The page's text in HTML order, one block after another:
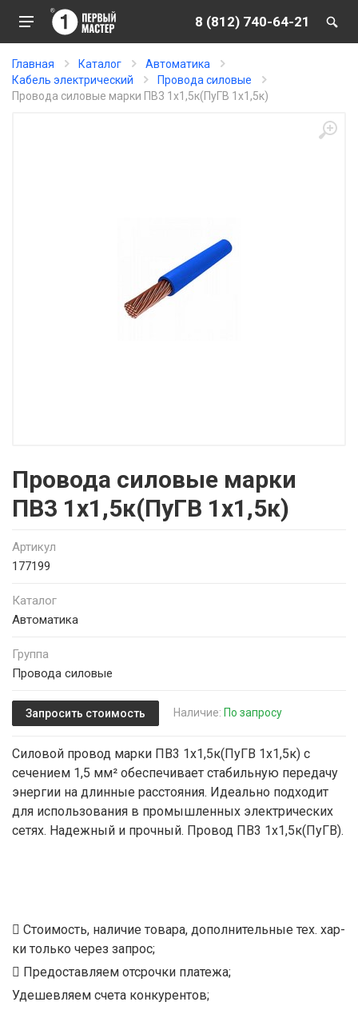
8 (812) 740-64-21
Главная Каталог
Автоматика
Кабель электрический
Провода силовые
Провода силовые марки ПВ3 1х1,5к(ПуГВ 1х1,5к)
Провода силовые марки
ПВ3 1х1,5к(ПуГВ 1х1,5к)
Артикул
177199
Каталог
Автоматика
Группа
Провода силовые
Запросить стоимость Наличие: По запросу
Силовой провод марки ПВ3 1х1,5к(ПуГВ 1х1,5к) с
сечением 1,5 мм² обеспечивает стабильную передачу
энергии на длинные расстояния. Идеально подходит
для использования в промышленных электрических
сетях. Надежный и прочный. Провод ПВ3 1х1,5к(ПуГВ).
Стоимость, наличие товара, дополнительные тех. хар-
ки только через запрос;
Предоставляем отсрочки платежа;
Удешевляем счета конкурентов;